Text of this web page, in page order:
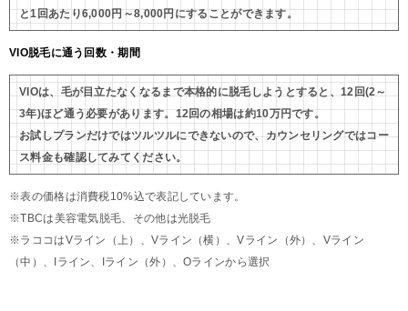
と1回あたり6,000円～8,000円にすることができます。
VIO脱毛に通う回数・期間
VIOは、毛が目立たなくなるまで本格的に脱毛しようとすると、12回(2～
3年)ほど通う必要があります。12回の相場は約10万円です。
お試しプランだけではツルツルにできないので、カウンセリングではコー
ス料金も確認してみてください。
※表の価格は消費税10%込で表記しています。
※TBCは美容電気脱毛、その他は光脱毛
※ラココはVライン（上）、Vライン（横）、Vライン（外）、Vライン
（中）、Iライン、Iライン（外）、Oラインから選択